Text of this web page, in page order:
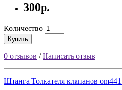
300р.
Количество
Купить
0 отзывов /Написать отзыв
Штанга Толкателя клапанов